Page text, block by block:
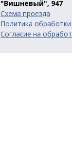
"Вишневый", 947
Схема проезда
Политика
Согласие на